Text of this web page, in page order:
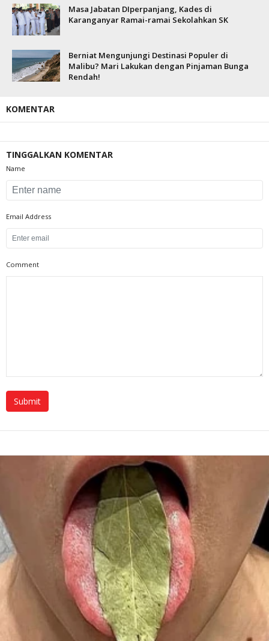
Masa Jabatan DIperpanjang, Kades di
Karanganyar Ramai-ramai Sekolahkan SK
Berniat Mengunjungi Destinasi Populer di
Malibu? Mari Lakukan dengan Pinjaman Bunga
Rendah!
KOMENTAR
TINGGALKAN KOMENTAR
Name
Email Address
Comment